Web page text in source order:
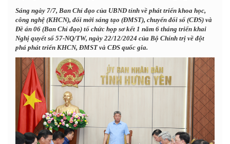
Sáng ngày 7/7, Ban Chỉ đạo của UBND tỉnh về phát triển khoa học,
công nghệ (KHCN), đổi mới sáng tạo (ĐMST), chuyển đổi số (CĐS) và
Đề án 06 (Ban Chỉ đạo) tổ chức họp sơ kết 1 năm 6 tháng triển khai
Nghị quyết số 57-NQ/TW, ngày 22/12/2024 của Bộ Chính trị về đột
phá phát triển KHCN, ĐMST và CĐS quốc gia.